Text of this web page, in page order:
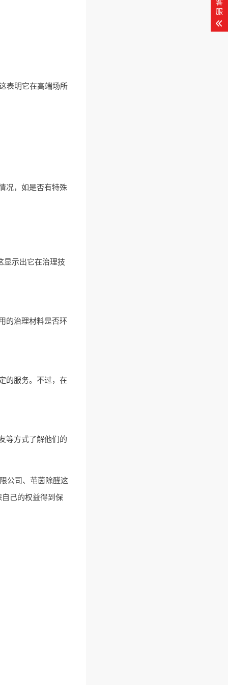
表明它在高端场所
况，如是否有特殊
显示出它在治理技
的治理材料是否环
的服务。不过，在
等方式了解他们的
公司、芚茵除醛这
己的权益得到保
服